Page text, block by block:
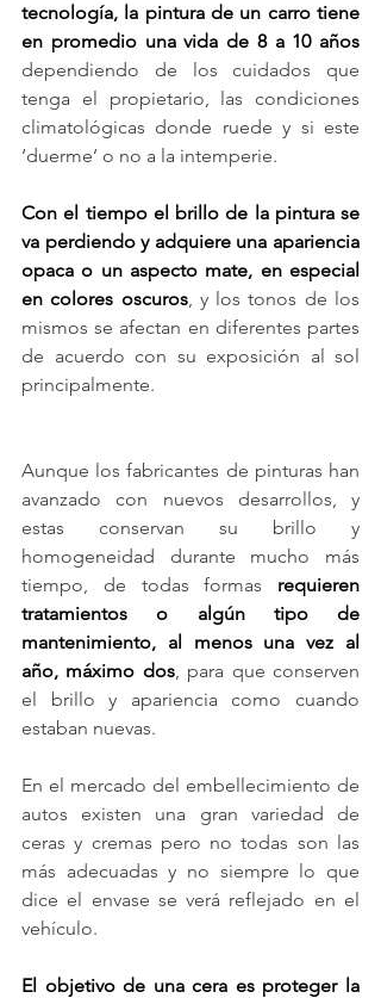
tecnología, la pintura de un carro tiene
dependiendo de los cuidados que
tenga el propietario, las condiciones
climatológicas donde ruede y si este
‘duerme’ o no a la intemperie.
Con el tiempo el brillo de la pintura se
va perdiendo y adquiere una apariencia
opaca o un aspecto mate, en especial
en colores oscuros, y los tonos de los
mismos se afectan en diferentes partes
de acuerdo con su exposición al sol
principalmente.
Aunque los fabricantes de pinturas han
avanzado con nuevos desarrollos, y
estas conservan su brillo y
homogeneidad durante mucho más
tiempo, de todas formas requieren
tratamientos o algún tipo de
mantenimiento, al menos una vez al
año, máximo dos, para que conserven
el brillo y apariencia como cuando
estaban nuevas.
En el mercado del embellecimiento de
autos existen una gran variedad de
ceras y cremas pero no todas son las
más adecuadas y no siempre lo que
dice el envase se verá reflejado en el
vehículo.
El objetivo de una cera es proteger la